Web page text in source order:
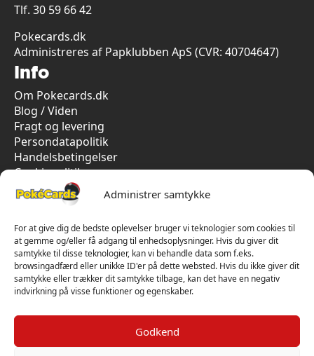
Administrer samtykke
For at give dig de bedste oplevelser bruger vi teknologier som cookies til
at gemme og/eller få adgang til enhedsoplysninger. Hvis du giver dit
samtykke til disse teknologier, kan vi behandle data som f.eks.
browsingadfærd eller unikke ID'er på dette websted. Hvis du ikke giver dit
samtykke eller trækker dit samtykke tilbage, kan det have en negativ
indvirkning på visse funktioner og egenskaber.
Godkend
Tlf. 30 59 66 42
Pokecards.dk
Administreres af Papklubben ApS (CVR: 40704647)
Info
Om Pokecards.dk
Blog / Viden
Fragt og levering
Persondatapolitik
Handelsbetingelser
Cookiepolitik
Vi har kun 5-stjernet anmeldelser på Trustpilot